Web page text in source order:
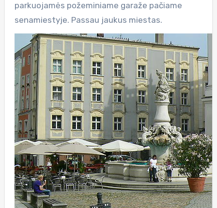
parkuojamės požeminiame garaže pačiame
senamiestyje. Passau jaukus miestas.